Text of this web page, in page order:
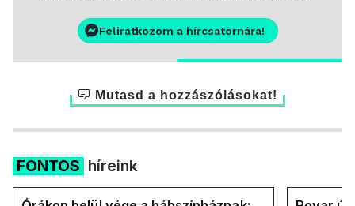
Feliratkozom a hírcsatornára!
Mutasd a hozzászólásokat!
FONTOS híreink